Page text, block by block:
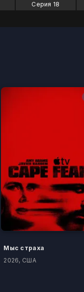
Серия 18
Мыс страха
2026, США